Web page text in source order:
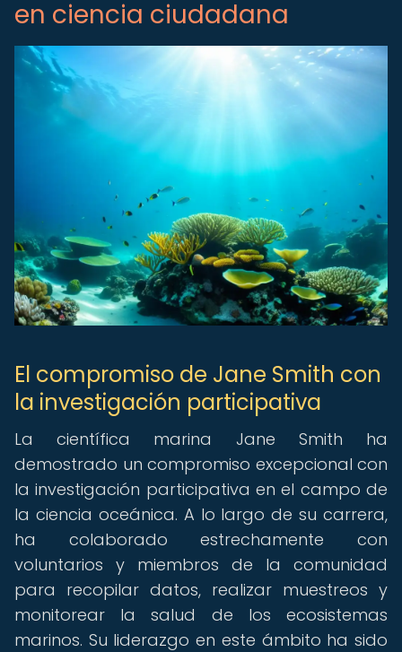
en ciencia ciudadana
El compromiso de Jane Smith con
la investigación participativa
La científica marina Jane Smith ha
demostrado un compromiso excepcional con
la investigación participativa en el campo de
la ciencia oceánica. A lo largo de su carrera,
ha colaborado estrechamente con
voluntarios y miembros de la comunidad
para recopilar datos, realizar muestreos y
monitorear la salud de los ecosistemas
marinos. Su liderazgo en este ámbito ha sido